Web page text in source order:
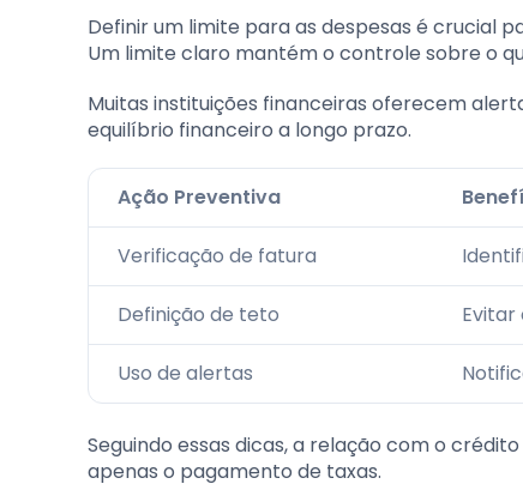
Definir um limite para as despesas é crucial
Um limite claro mantém o controle sobre o
Muitas instituições financeiras oferecem
equilíbrio financeiro a longo prazo.
Ação Preventiva
Verificação de fatura
Definição de teto
Uso de alertas
Seguindo essas dicas, a relação com o
apenas o pagamento de taxas.